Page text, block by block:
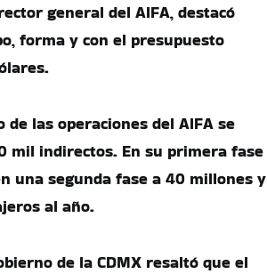
general del AIFA, destacó
forma y con el presupuesto
las operaciones del AIFA se
mil indirectos. En su primera fase
una segunda fase a 40 millones y
al año.
de la CDMX resaltó que el